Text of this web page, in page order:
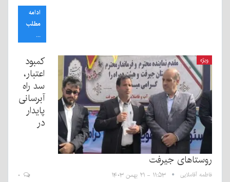
ادامه
مطلب
...
ویژه
کمبود
اعتبار،
سد راه
آبرسانی
پایدار
در
روستاهای جیرفت
فاطمه آقاملایی ۱۱:۵۳ - ۲۱ بهمن ۱۴۰۳